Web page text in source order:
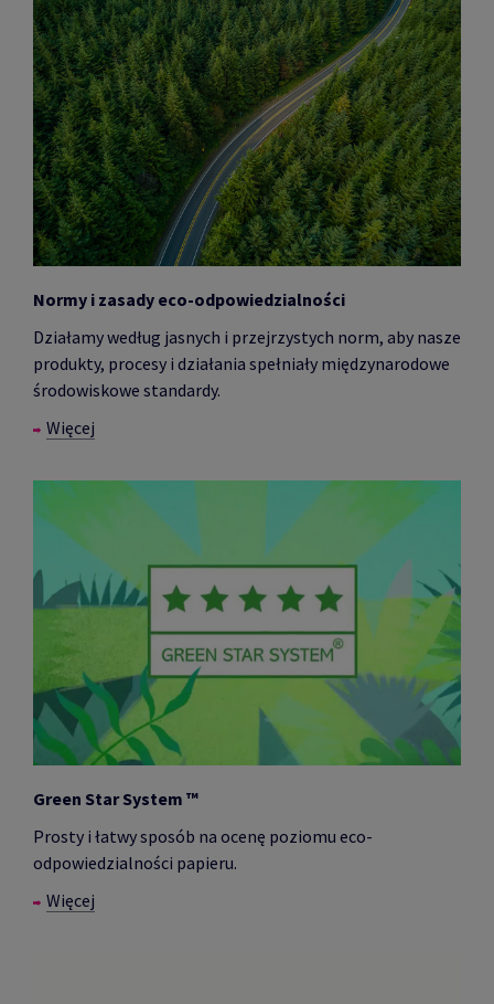
Normy i zasady eco-odpowiedzialności
Działamy według jasnych i przejrzystych norm, aby nasze
produkty, procesy i działania spełniały międzynarodowe
środowiskowe standardy.
Więcej
Green Star System ™
Prosty i łatwy sposób na ocenę poziomu eco-
odpowiedzialności papieru.
Więcej